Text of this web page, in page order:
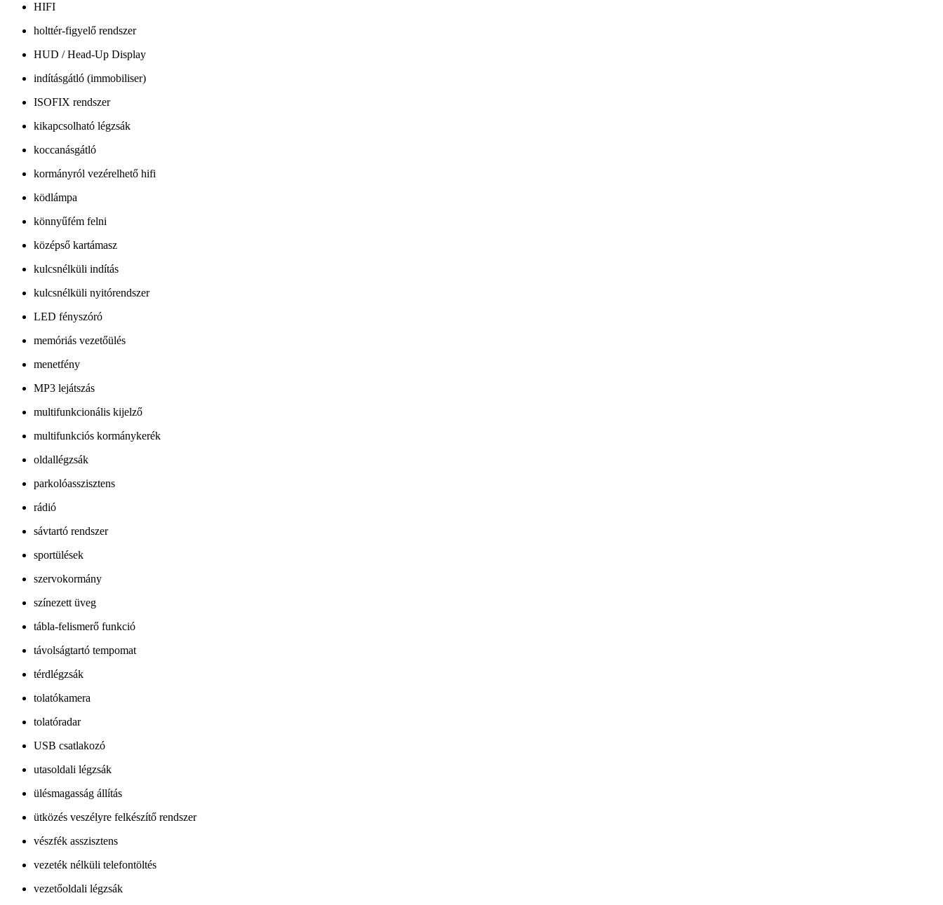
HIFI
holttér-figyelő rendszer
HUD / Head-Up Display
indításgátló (immobiliser)
ISOFIX rendszer
kikapcsolható légzsák
koccanásgátló
kormányról vezérelhető hifi
ködlámpa
könnyűfém felni
középső kartámasz
kulcsnélküli indítás
kulcsnélküli nyitórendszer
LED fényszóró
memóriás vezetőülés
menetfény
MP3 lejátszás
multifunkcionális kijelző
multifunkciós kormánykerék
oldallégzsák
parkolóasszisztens
rádió
sávtartó rendszer
sportülések
szervokormány
színezett üveg
tábla-felismerő funkció
távolságtartó tempomat
térdlégzsák
tolatókamera
tolatóradar
USB csatlakozó
utasoldali légzsák
ülésmagasság állítás
ütközés veszélyre felkészítő rendszer
vészfék asszisztens
vezeték nélküli telefontöltés
vezetőoldali légzsák